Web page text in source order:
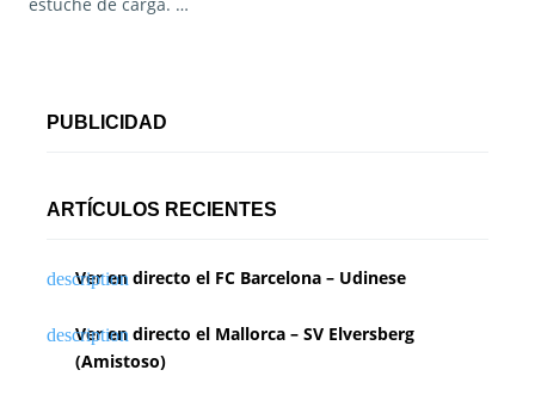
PUBLICIDAD
ARTÍCULOS RECIENTES
Ver en directo el FC Barcelona – Udinese
Ver en directo el Mallorca – SV Elversberg
(Amistoso)